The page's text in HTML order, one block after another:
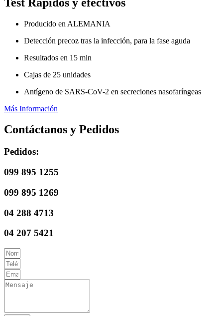
Producido en ALEMANIA
Detección precoz tras la infección, para la fase aguda
Resultados en 15 min
Cajas de 25 unidades
Antígeno de SARS-CoV-2 en secreciones nasofaríngeas
Más Información
Contáctanos y Pedidos
Pedidos:
099 895 1255
099 895 1269
04 288 4713
04 207 5421